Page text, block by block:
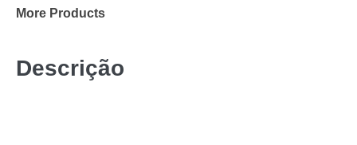
More Products
Descrição